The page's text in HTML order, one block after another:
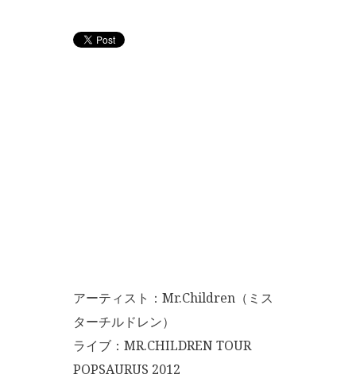
アーティスト：Mr.Children（ミス
ターチルドレン）
ライブ：MR.CHILDREN TOUR
POPSAURUS 2012